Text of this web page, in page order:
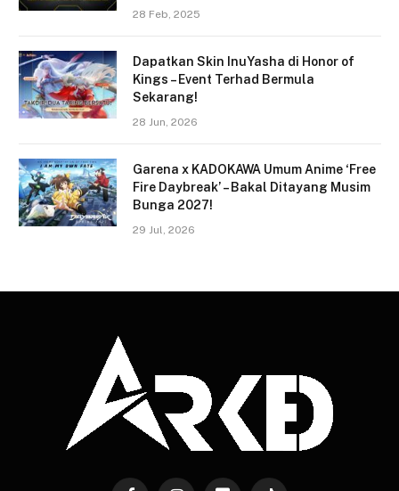
28 Feb, 2025
Dapatkan Skin InuYasha di Honor of
Kings – Event Terhad Bermula
Sekarang!
28 Jun, 2026
Garena x KADOKAWA Umum Anime ‘Free
Fire Daybreak’ – Bakal Ditayang Musim
Bunga 2027!
29 Jul, 2026